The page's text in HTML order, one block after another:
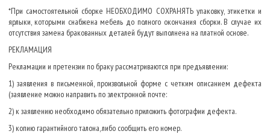
*При самостоятельной сборке НЕОБХОДИМО СОХРАНЯТЬ упаковку, этикетки и
ярлыки, которыми снабжена мебель до полного окончания сборки. В случае их
отсутствия замена бракованных деталей будут выполнена на платной основе.
РЕКЛАМАЦИЯ
Рекламации и претензии по браку рассматриваются при предъявлении:
1) заявления в письменной, произвольной форме с четким описанием дефекта
(заявление можно направить по электронной почте:
2) к заявлению необходимо обязательно приложить фотографии дефекта.
3) копию гарантийного талона, либо сообщить его номер.